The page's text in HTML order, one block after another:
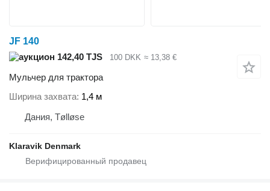
JF 140
142,40 TJS
100 DKK ≈ 13,38 €
Мульчер для трактора
Ширина захвата 1,4 м
Дания, Tølløse
Klaravik Denmark